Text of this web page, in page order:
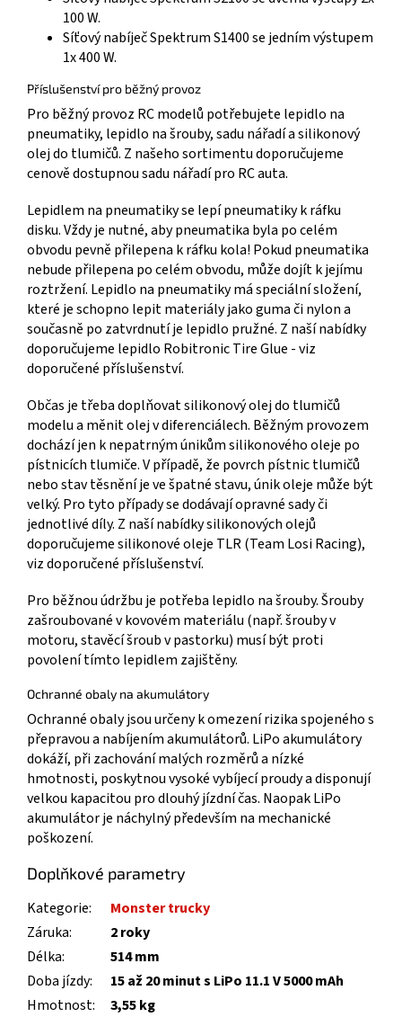
100 W.
Síťový nabíječ Spektrum S1400 se jedním výstupem
1x 400 W.
Příslušenství pro běžný provoz
Pro běžný provoz RC modelů potřebujete lepidlo na
pneumatiky, lepidlo na šrouby, sadu nářadí a silikonový
olej do tlumičů. Z našeho sortimentu doporučujeme
cenově dostupnou sadu nářadí pro RC auta.
Lepidlem na pneumatiky se lepí pneumatiky k ráfku
disku. Vždy je nutné, aby pneumatika byla po celém
obvodu pevně přilepena k ráfku kola! Pokud pneumatika
nebude přilepena po celém obvodu, může dojít k jejímu
roztržení. Lepidlo na pneumatiky má speciální složení,
které je schopno lepit materiály jako guma či nylon a
současně po zatvrdnutí je lepidlo pružné. Z naší nabídky
doporučujeme lepidlo Robitronic Tire Glue - viz
doporučené příslušenství.
Občas je třeba doplňovat silikonový olej do tlumičů
modelu a měnit olej v diferenciálech. Běžným provozem
dochází jen k nepatrným únikům silikonového oleje po
pístnicích tlumiče. V případě, že povrch pístnic tlumičů
nebo stav těsnění je ve špatné stavu, únik oleje může být
velký. Pro tyto případy se dodávají opravné sady či
jednotlivé díly. Z naší nabídky silikonových olejů
doporučujeme silikonové oleje TLR (Team Losi Racing),
viz doporučené příslušenství.
Pro běžnou údržbu je potřeba lepidlo na šrouby. Šrouby
zašroubované v kovovém materiálu (např. šrouby v
motoru, stavěcí šroub v pastorku) musí být proti
povolení tímto lepidlem zajištěny.
Ochranné obaly na akumulátory
Ochranné obaly jsou určeny k omezení rizika spojeného s
přepravou a nabíjením akumulátorů. LiPo akumulátory
dokáží, při zachování malých rozměrů a nízké
hmotnosti, poskytnou vysoké vybíjecí proudy a disponují
velkou kapacitou pro dlouhý jízdní čas. Naopak LiPo
akumulátor je náchylný především na mechanické
poškození.
Doplňkové parametry
Kategorie:
Monster trucky
Záruka:
2 roky
Délka:
514 mm
Doba jízdy:
15 až 20 minut s LiPo 11.1 V 5000 mAh
Hmotnost:
3,55 kg